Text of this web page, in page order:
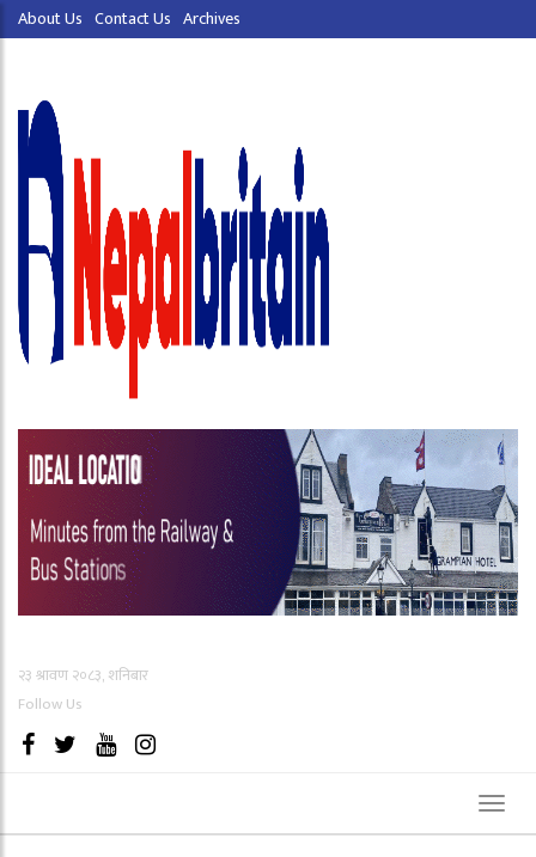
About Us Contact Us Archives
२३ श्रावण २०८३, शनिबार
Follow Us